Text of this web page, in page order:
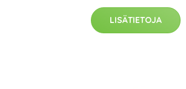
LISÄTIETOJA